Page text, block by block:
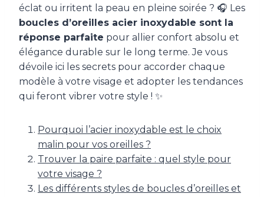
éclat ou irritent la peau en pleine soirée ? 🎧 Les
boucles d’oreilles acier inoxydable sont la
réponse parfaite pour allier confort absolu et
élégance durable sur le long terme. Je vous
dévoile ici les secrets pour accorder chaque
modèle à votre visage et adopter les tendances
qui feront vibrer votre style ! ✨
Pourquoi l’acier inoxydable est le choix
malin pour vos oreilles ?
Trouver la paire parfaite : quel style pour
votre visage ?
Les différents styles de boucles d’oreilles et